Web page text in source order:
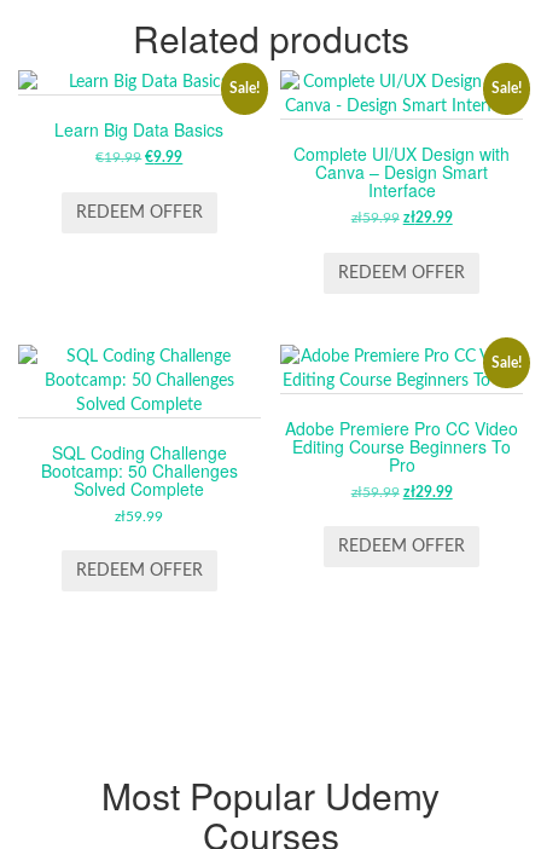
Related products
Sale!
Learn Big Data Basics
€19.99 ORIGINAL
WAS:
€9.99CURRENT
IS:
REDEEM OFFER
Sale!
Complete UI/UX Design with
Canva – Design Smart
Interface
zł59.99 ORIGINAL
WAS:
zł29.99CURRENT
IS:
REDEEM OFFER
SQL Coding Challenge
Bootcamp: 50 Challenges
Solved Complete
zł59.99
REDEEM OFFER
Sale!
Adobe Premiere Pro CC Video
Editing Course Beginners To
Pro
zł59.99 ORIGINAL
WAS:
zł29.99CURRENT
IS:
REDEEM OFFER
Most Popular Udemy
Courses